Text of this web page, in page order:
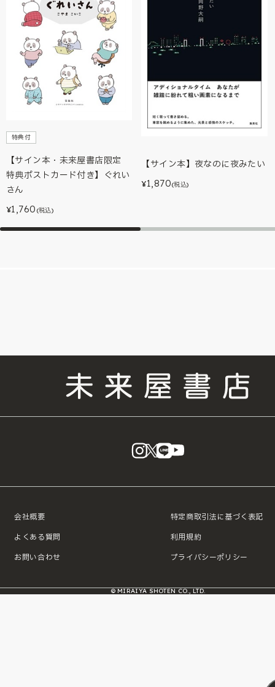
特典付
【サイン本・未来屋書店限定
特典ポストカード付き】ぐれい
さん
¥1,760 (税込)
【サイン本】夜なのに夜みたい
¥1,870(税込)
instagram
X LINE
会社概要
よくある質問
お問い合わせ
特定商取引法に基づく表記
利用規約
プライバシーポリシー
© MIRAIYA SHOTEN CO., LTD.